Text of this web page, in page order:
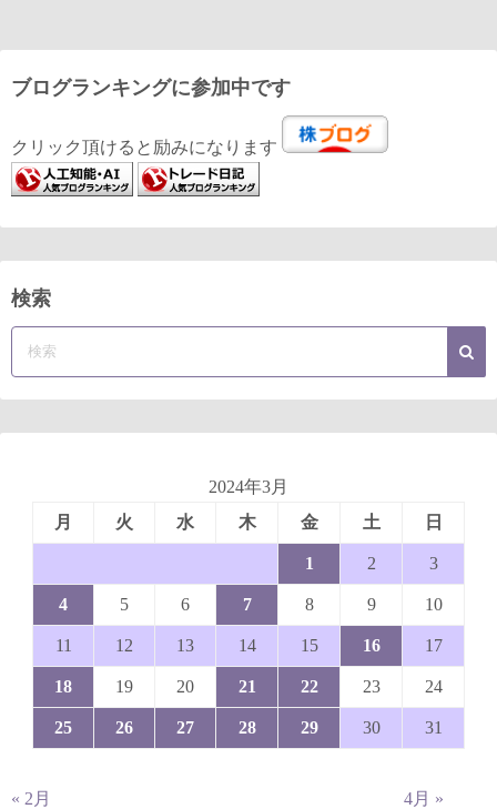
ブログランキングに参加中です
クリック頂けると励みになります
検索
2024年3月
月
火 水 木 金 土 日
1 2 3
4 5 6 7 8 9 10
11 12 13 14 15 16 17
18 19 20 21 22 23 24
25 26 27 28 29 30 31
« 2月 4月 »